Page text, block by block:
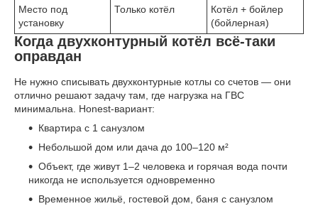
Место под
установку
Только котёл
Котёл + бойлер
(бойлерная)
Когда двухконтурный котёл всё-таки
оправдан
Не нужно списывать двухконтурные котлы со счетов — они
отлично решают задачу там, где нагрузка на ГВС
минимальна. Honest-вариант:
Квартира с 1 санузлом
Небольшой дом или дача до 100–120 м²
Объект, где живут 1–2 человека и горячая вода почти
никогда не используется одновременно
Временное жильё, гостевой дом, баня с санузлом